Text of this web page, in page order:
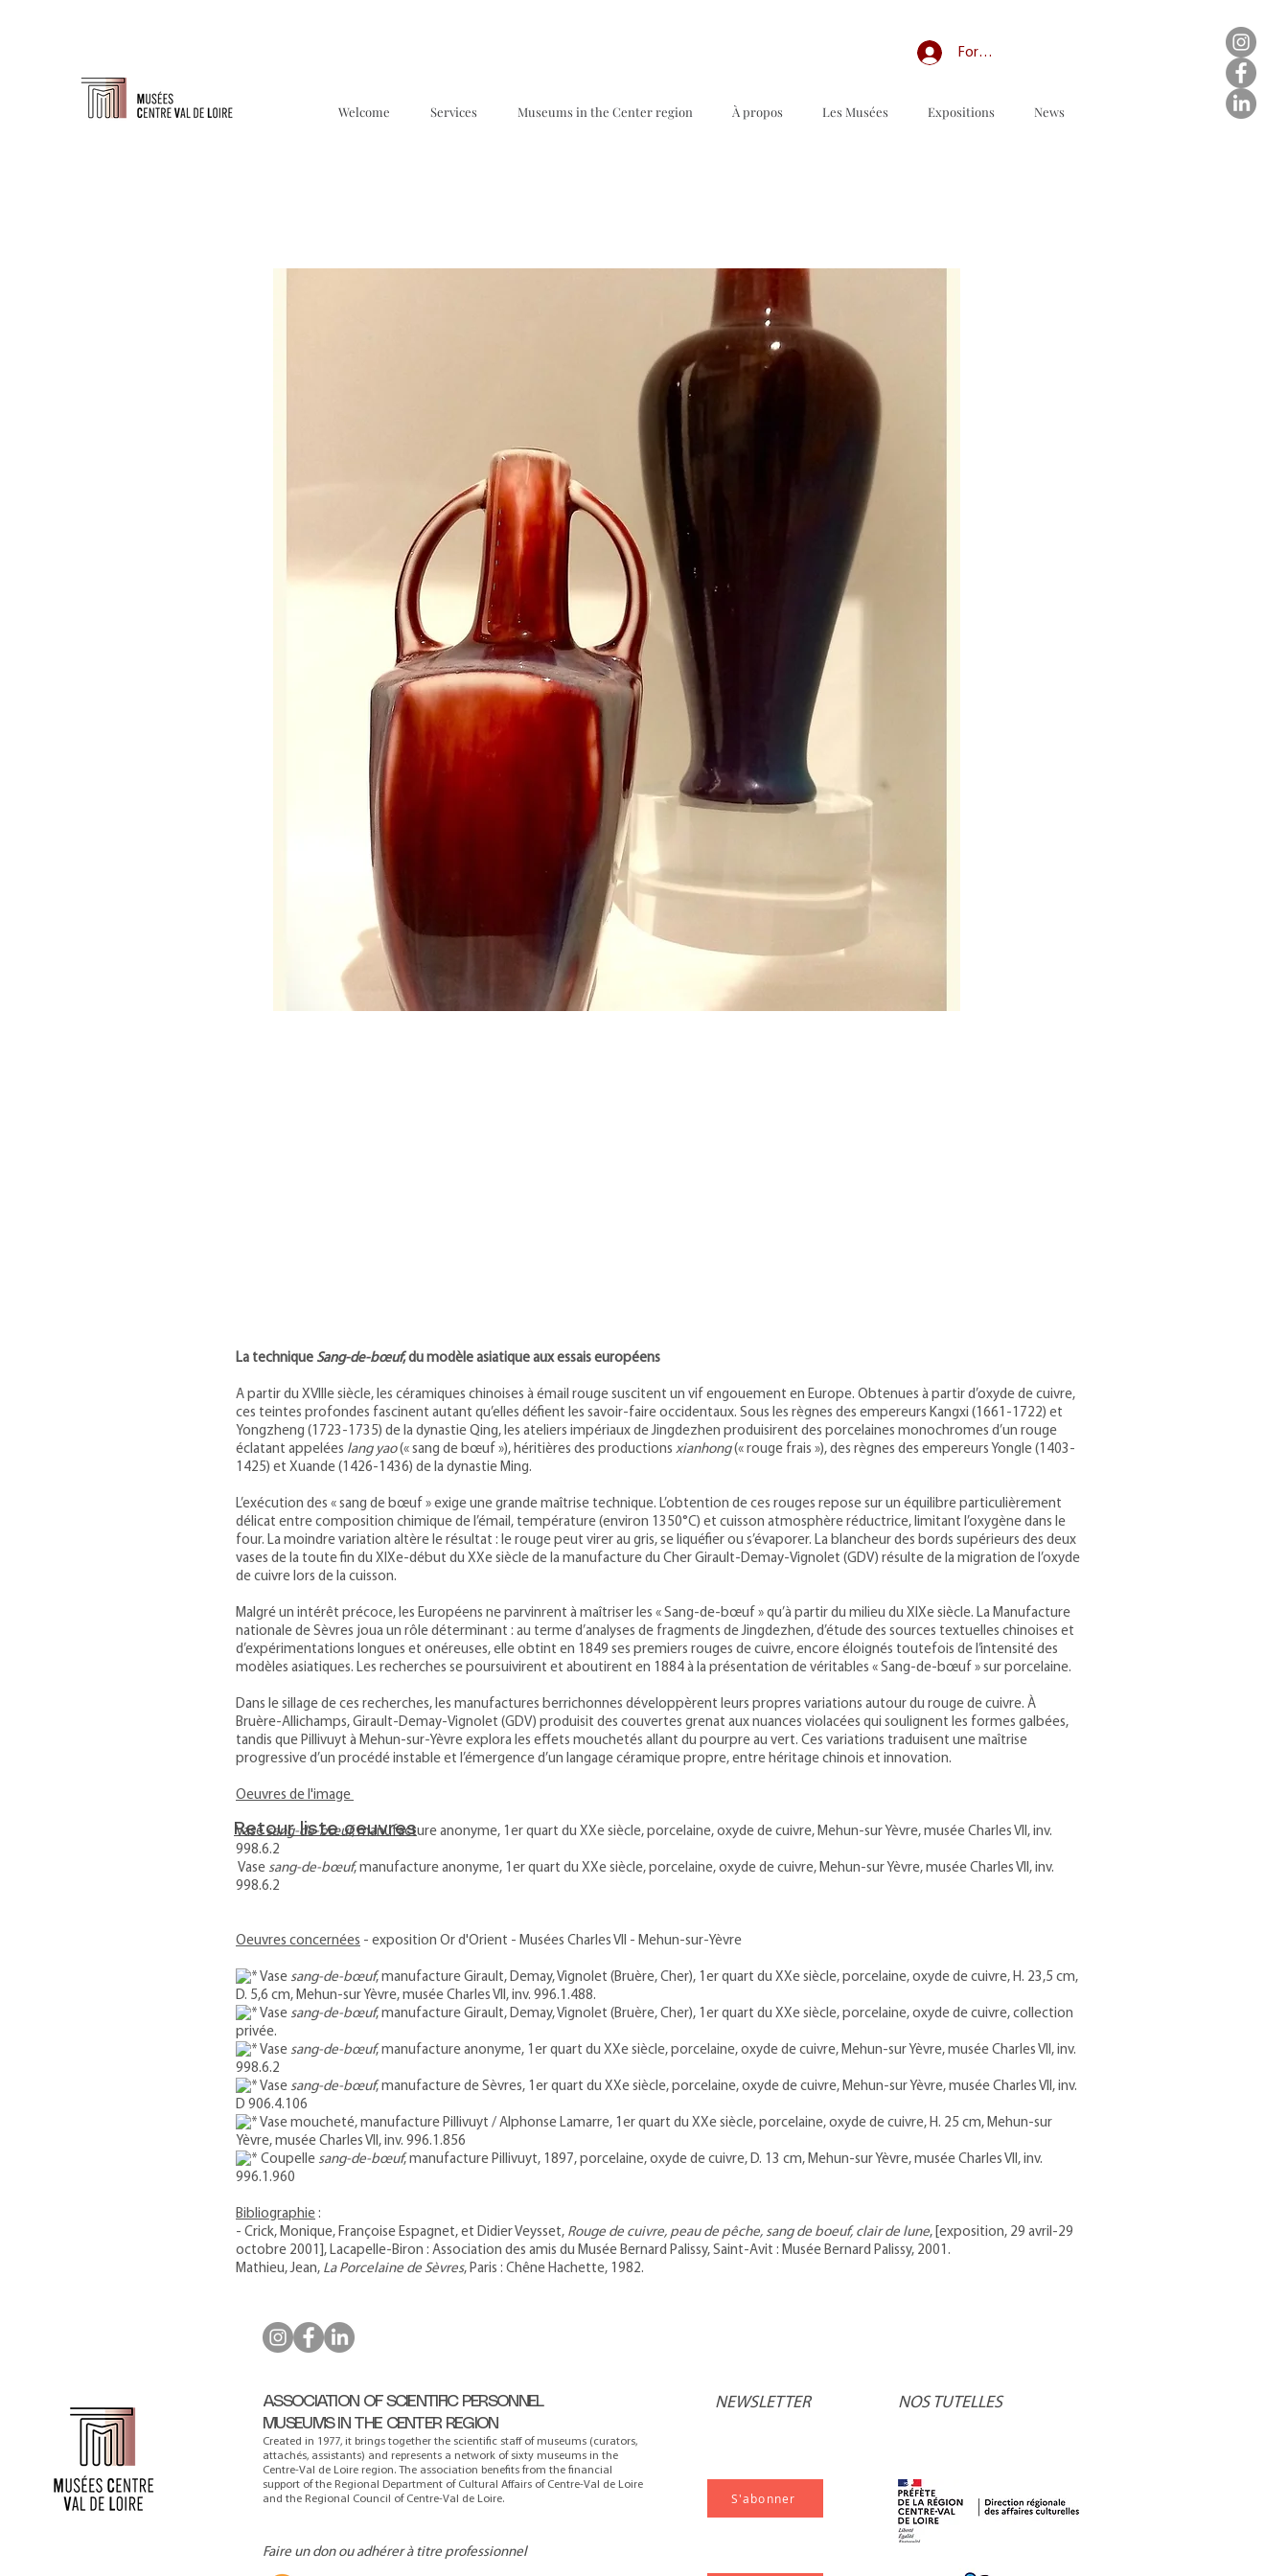
Forum professionnel/My Groups
Welcome Services Museums in the Center region À propos Les Musées Expositions News
La technique Sang-de-bœuf, du modèle asiatique aux essais européens
A partir du XVIIIe siècle, les céramiques chinoises à émail rouge suscitent un vif engouement en Europe. Obtenues à partir d’oxyde de cuivre,
ces teintes profondes fascinent autant qu’elles défient les savoir-faire occidentaux. Sous les règnes des empereurs Kangxi (1661-1722) et
Yongzheng (1723-1735) de la dynastie Qing, les ateliers impériaux de Jingdezhen produisirent des porcelaines monochromes d’un rouge
éclatant appelées lang yao(« sang de bœuf »), héritières des productions xianhong(« rouge frais »), des règnes des empereurs Yongle (1403-
1425) et Xuande (1426-1436) de la dynastie Ming.
L’exécution des « sang de bœuf » exige une grande maîtrise technique. L’obtention de ces rouges repose sur un équilibre particulièrement
délicat entre composition chimique de l’émail, température (environ 1350°C) et cuisson atmosphère réductrice, limitant l’oxygène dans le
four. La moindre variation altère le résultat : le rouge peut virer au gris, se liquéfier ou s’évaporer. La blancheur des bords supérieurs des deux
vases de la toute fin du XIXe-début du XXe siècle de la manufacture du Cher Girault-Demay-Vignolet (GDV) résulte de la migration de l’oxyde
de cuivre lors de la cuisson.
Malgré un intérêt précoce, les Européens ne parvinrent à maîtriser les « Sang-de-bœuf » qu’à partir du milieu du XIXe siècle. La Manufacture
nationale de Sèvres joua un rôle déterminant : au terme d’analyses de fragments de Jingdezhen, d’étude des sources textuelles chinoises et
d’expérimentations longues et onéreuses, elle obtint en 1849 ses premiers rouges de cuivre, encore éloignés toutefois de l’intensité des
modèles asiatiques. Les recherches se poursuivirent et aboutirent en 1884 à la présentation de véritables « Sang-de-bœuf » sur porcelaine.
Dans le sillage de ces recherches, les manufactures berrichonnes développèrent leurs propres variations autour du rouge de cuivre. À
Bruère-Allichamps, Girault-Demay-Vignolet (GDV) produisit des couvertes grenat aux nuances violacées qui soulignent les formes galbées,
tandis que Pillivuyt à Mehun-sur-Yèvre explora les effets mouchetés allant du pourpre au vert. Ces variations traduisent une maîtrise
progressive d’un procédé instable et l’émergence d’un langage céramique propre, entre héritage chinois et innovation.
Oeuvres de l'image
Vasesang-de-bœuf, manufacture anonyme, 1er quart du XXe siècle, porcelaine, oxyde de cuivre, Mehun-sur Yèvre, musée Charles VII, inv.
998.6.2
Vase sang-de-bœuf, manufacture anonyme, 1er quart du XXe siècle, porcelaine, oxyde de cuivre, Mehun-sur Yèvre, musée Charles VII, inv.
998.6.2
Oeuvres concernées - exposition Or d'Orient - Musées Charles VII - Mehun-sur-Yèvre
Vase sang-de-bœuf, manufacture Girault, Demay, Vignolet (Bruère, Cher), 1er quart du XXe siècle, porcelaine, oxyde de cuivre, H. 23,5 cm,
D. 5,6 cm, Mehun-sur Yèvre, musée Charles VII, inv. 996.1.488.
Vase sang-de-bœuf, manufacture Girault, Demay, Vignolet (Bruère, Cher), 1er quart du XXe siècle, porcelaine, oxyde de cuivre, collection
privée.
Vase sang-de-bœuf, manufacture anonyme, 1er quart du XXe siècle, porcelaine, oxyde de cuivre, Mehun-sur Yèvre, musée Charles VII, inv.
998.6.2
Vase sang-de-bœuf, manufacture de Sèvres, 1er quart du XXe siècle, porcelaine, oxyde de cuivre, Mehun-sur Yèvre, musée Charles VII, inv.
D 906.4.106
Vase moucheté, manufacture Pillivuyt / Alphonse Lamarre, 1er quart du XXe siècle, porcelaine, oxyde de cuivre, H. 25 cm, Mehun-sur
Yèvre, musée Charles VII, inv. 996.1.856
Coupelle sang-de-bœuf, manufacture Pillivuyt, 1897, porcelaine, oxyde de cuivre, D. 13 cm, Mehun-sur Yèvre, musée Charles VII, inv.
996.1.960
Bibliographie :
- Crick, Monique, Françoise Espagnet, et Didier Veysset, Rouge de cuivre, peau de pêche, sang de boeuf, clair de lune, [exposition, 29 avril-29
octobre 2001], Lacapelle-Biron : Association des amis du Musée Bernard Palissy, Saint-Avit : Musée Bernard Palissy, 2001.
Mathieu, Jean, La Porcelaine de Sèvres, Paris : Chêne Hachette, 1982.
Retour liste oeuvres
ASSOCIATION OF SCIENTIFIC PERSONNEL
MUSEUMS IN THE CENTER REGION
Created in 1977, it brings together the scientific staff of museums (curators,
attachés, assistants) and represents a network of sixty museums in the
Centre-Val de Loire region. The association benefits from the financial
support of the Regional Department of Cultural Affairs of Centre-Val de Loire
and the Regional Council of Centre-Val de Loire.
NEWSLETTER
S'abonner
Faire un don ou adhérer à titre professionnel
NOS TUTELLES